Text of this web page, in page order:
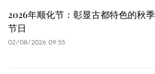
2026年顺化节：彰显古都特色的秋季
节日
02/08/2026 09:55